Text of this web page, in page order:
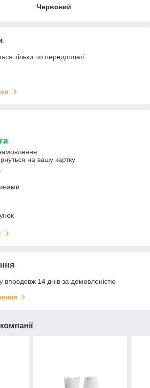
Червоний
тільки по передоплаті.
на вашу картку
впродовж 14 днів за домовленістю